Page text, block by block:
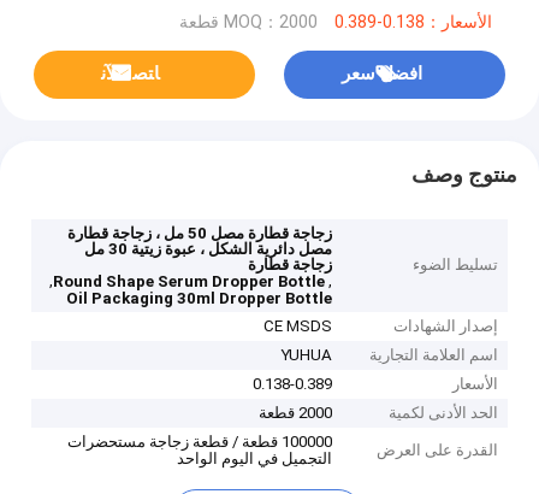
الأسعار：0.138-0.389 MOQ：2000 قطعة
افضل سعر ﺎﺘﺼﻟ ﺍﻶﻧ
منتوج وصف
تسليط الضوء
زجاجة قطارة مصل 50 مل ، زجاجة قطارة
مصل دائرية الشكل ، عبوة زيتية 30 مل
زجاجة قطارة
,
Round Shape Serum Dropper Bottle
,
Oil Packaging 30ml Dropper Bottle
إصدار الشهادات
CE MSDS
اسم العلامة التجارية
YUHUA
الأسعار
0.138-0.389
الحد الأدنى لكمية
2000 قطعة
القدرة على العرض
100000 قطعة / قطعة زجاجة مستحضرات
التجميل في اليوم الواحد